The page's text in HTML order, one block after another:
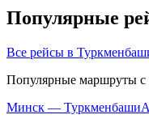
Популярные
Все рейсы в
Популярные маршруты
Минск — Туркменбаши